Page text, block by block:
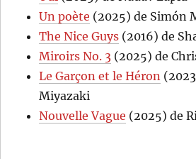
Un poète (2025) de Simón
The Nice Guys (2016) de
Miroirs No. 3 (2025) de
Le Garçon et le Héron
Miyazaki
Nouvelle Vague (2025) de